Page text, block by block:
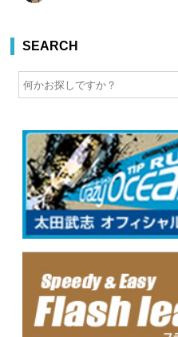
SEARCH